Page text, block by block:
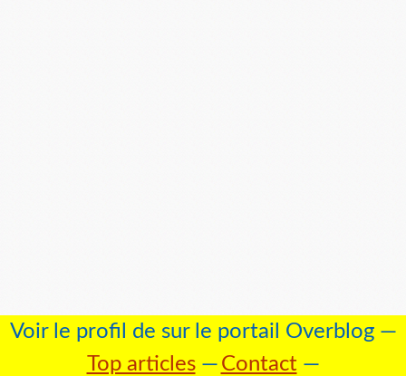
Voir le profil de sur le portail Overblog
Top articles
Contact